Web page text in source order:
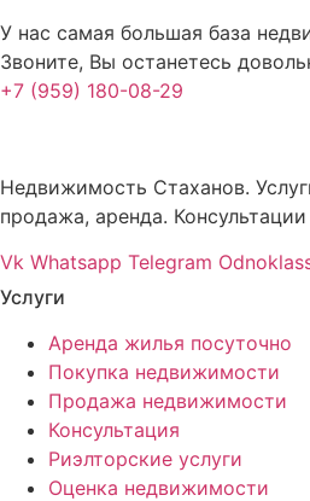
У нас самая большая база
Звоните, Вы останетесь
+7 (959) 180-08-29
Недвижимость Стаханов.
продажа, аренда.
Vk Whatsapp Telegram
Услуги
Аренда жилья посуточно
Покупка недвижимости
Продажа недвижимости
Консультация
Риэлторские услуги
Оценка недвижимости